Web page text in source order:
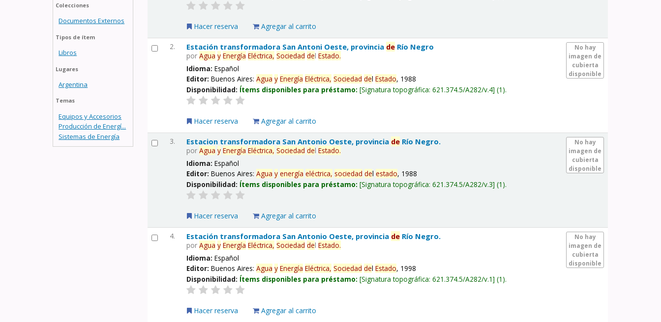
Colecciones
Documentos Externos
Tipos de ítem
Libros
Lugares
Argentina
Temas
Equipos y Accesorios
Producción de Energí...
Sistemas de Energía
Hacer reserva Agregar al carrito
2.
No hay
imagen de
cubierta
disponible
Estación transformadora San Antoni Oeste, provincia de Río Negro
porAgua y Energía Eléctrica, Sociedad delEstado.
Idioma:Español
Editor:Buenos Aires:Agua y Energía Eléctrica, Sociedad delEstado, 1988
Disponibilidad: Ítems disponibles para préstamo: Signatura topográfica:621.374.5/A282/v.4 (1).
Hacer reserva Agregar al carrito
3.
No hay
imagen de
cubierta
disponible
Estacion transformadora San Antonio Oeste, provincia de Río Negro.
porAgua y Energía Eléctrica, Sociedad delEstado.
Idioma:Español
Editor:Buenos Aires:Agua y energía eléctrica, sociedad delestado, 1988
Disponibilidad: Ítems disponibles para préstamo: Signatura topográfica:621.374.5/A282/v.3 (1).
Hacer reserva Agregar al carrito
4.
No hay
imagen de
cubierta
disponible
Estación transformadora San Antonio Oeste, provincia de Río Negro.
porAgua y Energía Eléctrica, Sociedad delEstado.
Idioma:Español
Editor:Buenos Aires:Agua y Energía Eléctrica, Sociedad delEstado, 1998
Disponibilidad: Ítems disponibles para préstamo: Signatura topográfica:621.374.5/A282/v.1 (1).
Hacer reserva Agregar al carrito